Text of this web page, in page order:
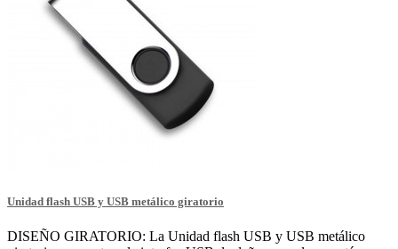
Unidad flash USB y USB metálico giratorio
DISEÑO GIRATORIO: La Unidad flash USB y USB metálico